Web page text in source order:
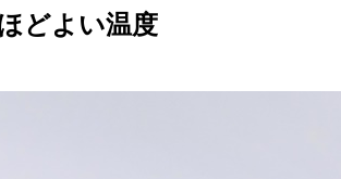
どよい温度